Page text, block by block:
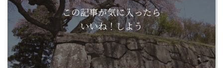
この記事が気に入ったら
いいね！しよう